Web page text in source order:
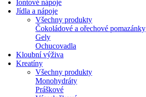
Iontové nápoje
Jídla a nápoje
Všechny produkty
Čokoládové a ořechové pomazánky
Gely
Ochucovadla
Kloubní výživa
Kreatíny
Všechny produkty
Monohydráty
Práškové